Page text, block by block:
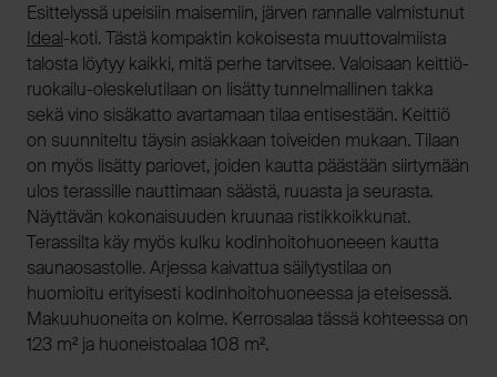
Esittelyssä upeisiin maisemiin, järven rannalle valmistunut
Ideal-koti. Tästä kompaktin kokoisesta muuttovalmiista
talosta löytyy kaikki, mitä perhe tarvitsee. Valoisaan keittiö-
ruokailu-oleskelutilaan on lisätty tunnelmallinen takka
sekä vino sisäkatto avartamaan tilaa entisestään. Keittiö
on suunniteltu täysin asiakkaan toiveiden mukaan. Tilaan
on myös lisätty pariovet, joiden kautta päästään siirtymään
ulos terassille nauttimaan säästä, ruuasta ja seurasta.
Näyttävän kokonaisuuden kruunaa ristikkoikkunat.
Terassilta käy myös kulku kodinhoitohuoneeen kautta
saunaosastolle. Arjessa kaivattua säilytystilaa on
huomioitu erityisesti kodinhoitohuoneessa ja eteisessä.
Makuuhuoneita on kolme. Kerrosalaa tässä kohteessa on
123 m² ja huoneistoalaa 108 m².